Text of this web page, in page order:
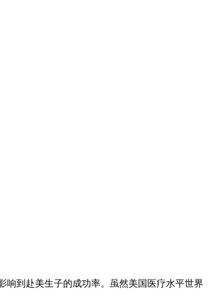
响到赴美生子的成功率。虽然美国医疗水平世界